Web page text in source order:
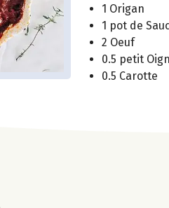
1 Origan
1 pot de
2 Oeuf
0.5 petit
0.5 Carotte